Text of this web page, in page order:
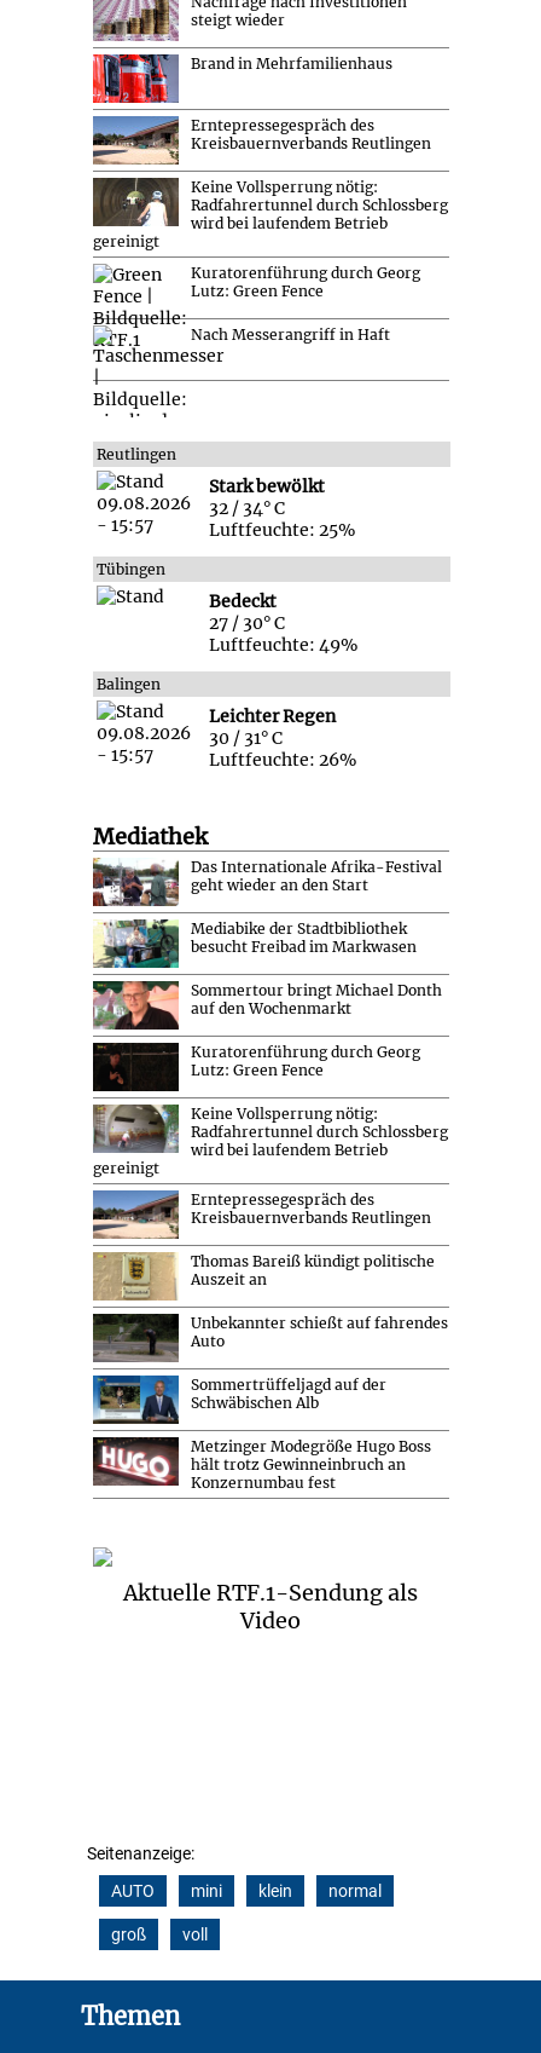
steigt wieder
Brand in Mehrfamilienhaus
Erntepressegespräch des
Kreisbauernverbands Reutlingen
Keine Vollsperrung nötig:
Radfahrertunnel durch Schlossberg
wird bei laufendem Betrieb
gereinigt
Kuratorenführung durch Georg
Lutz: Green Fence
Nach Messerangriff in Haft
Reutlingen
Stark bewölkt
32 / 34° C
Luftfeuchte: 25%
Tübingen
Bedeckt
27 / 30° C
Luftfeuchte: 49%
Balingen
Leichter Regen
30 / 31° C
Luftfeuchte: 26%
Mediathek
Das Internationale Afrika-Festival
geht wieder an den Start
Mediabike der Stadtbibliothek
besucht Freibad im Markwasen
Sommertour bringt Michael Donth
auf den Wochenmarkt
Kuratorenführung durch Georg
Lutz: Green Fence
Keine Vollsperrung nötig:
Radfahrertunnel durch Schlossberg
wird bei laufendem Betrieb
gereinigt
Erntepressegespräch des
Kreisbauernverbands Reutlingen
Thomas Bareiß kündigt politische
Auszeit an
Unbekannter schießt auf fahrendes
Auto
Sommertrüffeljagd auf der
Schwäbischen Alb
Metzinger Modegröße Hugo Boss
hält trotz Gewinneinbruch an
Konzernumbau fest
Aktuelle RTF.1-Sendung als
Video
Seitenanzeige:
AUTO
mini klein normal
groß voll
Themen